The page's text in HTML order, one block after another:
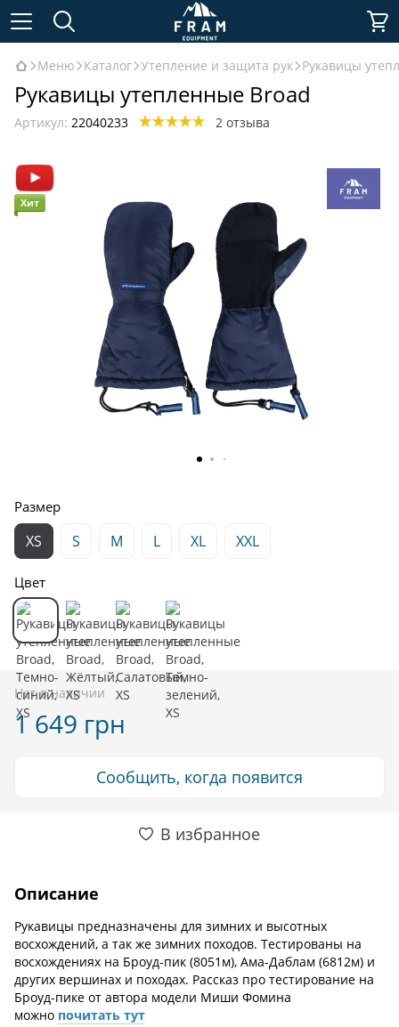
Меню Каталог Утепление и защита рук Рукавицы
Рукавицы утепленные Broad
Артикул: 22040233 2 отзыва
Хит
Размер
XS S M L XL XXL
Цвет
Нет в наличии
1 649 грн
Сообщить, когда появится
В избранное
Описание
Рукавицы предназначены для зимних и высотных
восхождений, а так же зимних походов. Тестированы на
восхождениях на Броуд-пик (8051м), Ама-Даблам (6812м) и
других вершинах и походах. Рассказ про тестирование на
Броуд-пике от автора модели Миши Фомина
можно почитать тут